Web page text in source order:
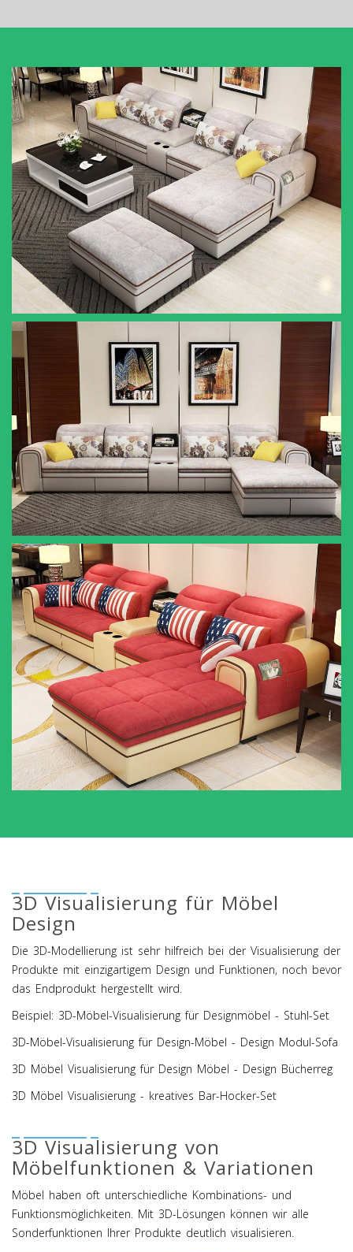
3D Visualisierung für Möbel
Design
Die 3D-Modellierung ist sehr hilfreich bei der Visualisierung der
Produkte mit einzigartigem Design und Funktionen, noch bevor
das Endprodukt hergestellt wird.
Beispiel: 3D-Möbel-Visualisierung für Designmöbel - Stuhl-Set
3D-Möbel-Visualisierung für Design-Möbel - Design Modul-Sofa
3D Möbel Visualisierung für Design Möbel - Design Bücherreg
3D Möbel Visualisierung - kreatives Bar-Hocker-Set
3D Visualisierung von
Möbelfunktionen & Variationen
Möbel haben oft unterschiedliche Kombinations- und
Funktionsmöglichkeiten. Mit 3D-Lösungen können wir alle
Sonderfunktionen Ihrer Produkte deutlich visualisieren.